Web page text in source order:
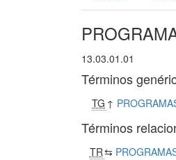
13.03.01.01
Términos
TG ↑
Términos
TR⇆